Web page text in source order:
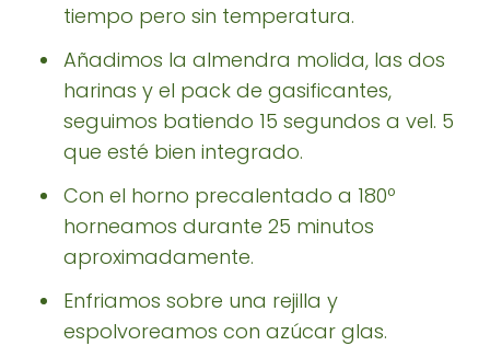
tiempo pero sin temperatura.
Añadimos la almendra molida, las dos
harinas y el pack de gasificantes,
seguimos batiendo 15 segundos a vel. 5
que esté bien integrado.
Con el horno precalentado a 180º
horneamos durante 25 minutos
aproximadamente.
Enfriamos sobre una rejilla y
espolvoreamos con azúcar glas.